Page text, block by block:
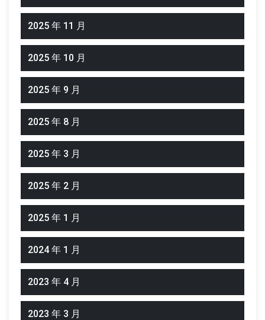
2025 年 11 月
2025 年 10 月
2025 年 9 月
2025 年 8 月
2025 年 3 月
2025 年 2 月
2025 年 1 月
2024 年 1 月
2023 年 4 月
2023 年 3 月